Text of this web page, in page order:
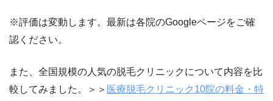
※評価は変動します。最新は各院のGoogleページをご確
認ください。
また、全国規模の人気の脱毛クリニックについて内容を比
較してみました。＞＞ 医療脱毛クリニック10院の料金・特